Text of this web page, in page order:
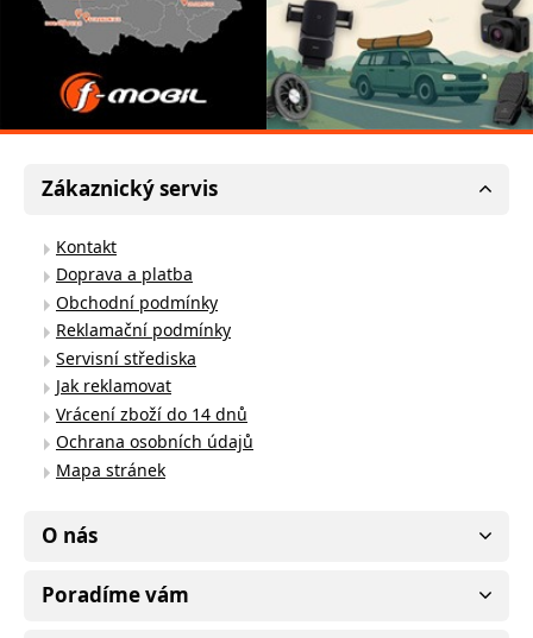
Zákaznický servis
Kontakt
Doprava a platba
Obchodní podmínky
Reklamační podmínky
Servisní střediska
Jak reklamovat
Vrácení zboží do 14 dnů
Ochrana osobních údajů
Mapa stránek
O nás
Poradíme vám